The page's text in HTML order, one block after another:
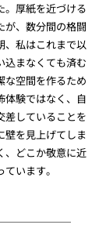
。厚紙を近づける
が、数分間の格闘
、私はこれまで以
込まなくても済む
な空間を作るため
体験ではなく、自
差していることを
壁を見上げてしま
、どこか敬意に近
います。